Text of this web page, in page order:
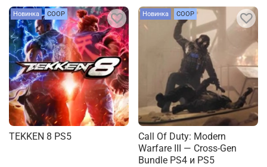
Новинка COOP
TEKKEN 8 PS5
Новинка COOP
Call Of Duty: Modern
Warfare III — Cross-Gen
Bundle PS4 и PS5